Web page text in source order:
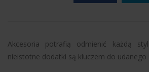
Akcesoria potrafią odmienić każdą
nieistotne dodatki są kluczem do udanego